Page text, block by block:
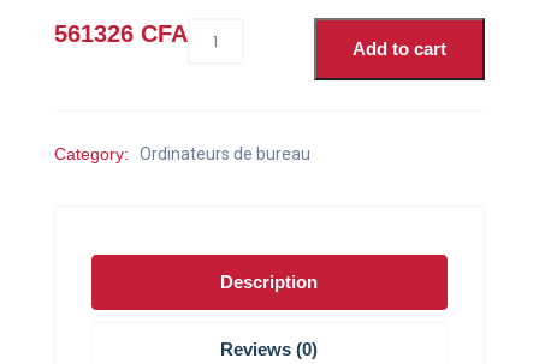
561326 CFAMicro
3080
quantity
Add to cart
Category: Ordinateurs de bureau
Description
Reviews (0)